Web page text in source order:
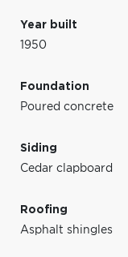
Year built
1950
Foundation
Poured concrete
Siding
Cedar clapboard
Roofing
Asphalt shingles